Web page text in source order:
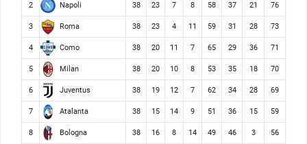
2 Napoli 38 23 7 8 58 37 21 76
3 Roma 38 23 4 11 59 31 28 73
4 Como 38 20 11 7 65 29 36 71
5 Milan 38 20 10 8 53 35 18 70
6 Juventus 38 19 12 7 62 34 28 69
7 Atalanta 38 15 14 9 51 36 15 59
8 Bologna 38 16 8 14 49 46 3 56